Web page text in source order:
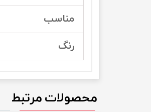
مناسب
رنگ
محصولات مرتبط